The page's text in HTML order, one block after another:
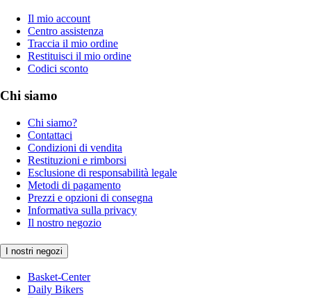
Il mio account
Centro assistenza
Traccia il mio ordine
Restituisci il mio ordine
Codici sconto
Chi siamo
Chi siamo?
Contattaci
Condizioni di vendita
Restituzioni e rimborsi
Esclusione di responsabilità legale
Metodi di pagamento
Prezzi e opzioni di consegna
Informativa sulla privacy
Il nostro negozio
I nostri negozi
Basket-Center
Daily Bikers